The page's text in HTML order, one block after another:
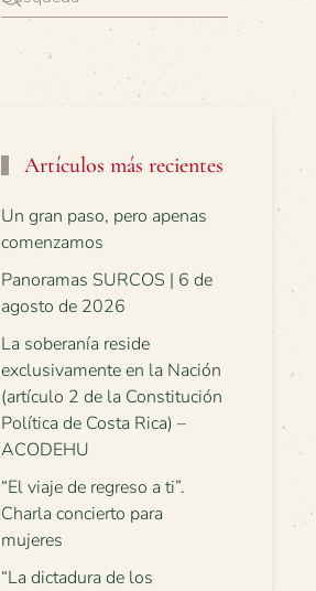
Artículos más recientes
Un gran paso, pero apenas
comenzamos
Panoramas SURCOS | 6 de
agosto de 2026
La soberanía reside
exclusivamente en la Nación
(artículo 2 de la Constitución
Política de Costa Rica) –
ACODEHU
“El viaje de regreso a ti”.
Charla concierto para
mujeres
“La dictadura de los